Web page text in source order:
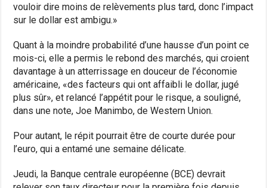
vouloir dire moins de relèvements plus tard, donc l’impact
sur le dollar est ambigu.»
Quant à la moindre probabilité d’une hausse d’un point ce
mois-ci, elle a permis le rebond des marchés, qui croient
davantage à un atterrissage en douceur de l’économie
américaine, «des facteurs qui ont affaibli le dollar, jugé
plus sûr», et relancé l’appétit pour le risque, a souligné,
dans une note, Joe Manimbo, de Western Union.
Pour autant, le répit pourrait être de courte durée pour
l’euro, qui a entamé une semaine délicate.
Jeudi, la Banque centrale européenne (BCE) devrait